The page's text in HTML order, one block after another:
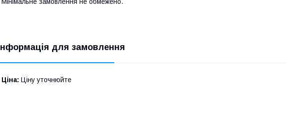
Мінімальне замовлення не обмежено.
Інформація для замовлення
Ціна: Ціну уточнюйте